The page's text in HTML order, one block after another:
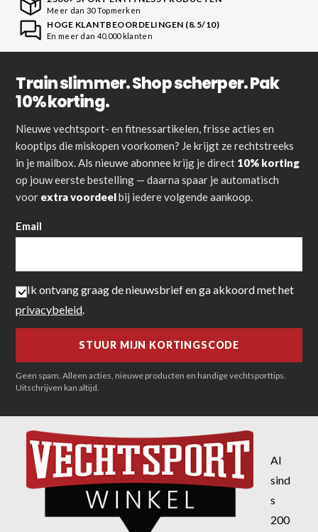
Meer dan 30 Topmerken
HOGE KLANTBEOORDELINGEN (8.5/10)
En meer dan 40.000 klanten
Train slimmer. Shop scherper. Pak
10% korting.
Nieuwe vechtsport- en fitnessartikelen, frisse acties en
kooptips die miskopen voorkomen? Je krijgt ze rechtstreeks
in je mailbox. Als nieuwe abonnee krijg je direct 10% korting
op jouw eerste bestelling — daarna spaar je automatisch
voor extra voordeelbij iedere volgende aankoop.
Email
Ik ontvang graag de nieuwsbrief en ga akkoord met het
privacybeleid.
Geen spam. Alleen acties, nieuwe producten en handige vechtsporttips.
Uitschrijven kan altijd.
Al
sind
s
200